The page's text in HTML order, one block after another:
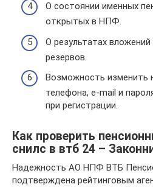
О состоянии именных
открытых в НПФ.
О результатах
резервов.
Возможность изменить
телефона, e-mail и
при регистрации.
Как проверить
снилс в втб 24 –
Надежность АО НПФ ВТБ
подтверждена рейтинговым